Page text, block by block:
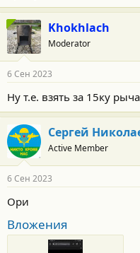
Khokhlach
Moderator
6 Сен 2023
Ну т.е. взять за 15ку
Сергей
Active Member
6 Сен 2023
Ори
Вложения